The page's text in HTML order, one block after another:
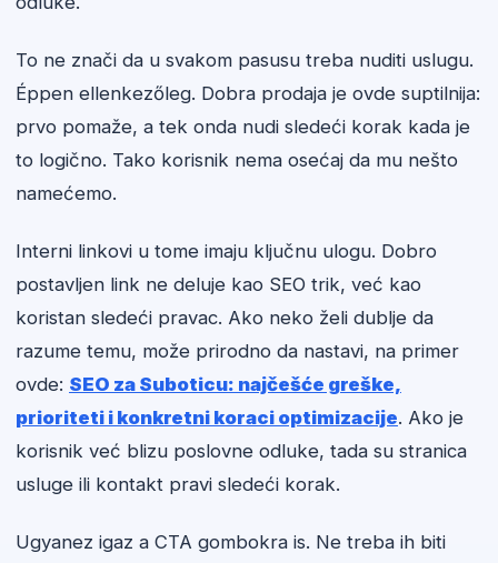
To ne znači da u svakom pasusu treba nuditi uslugu.
Éppen ellenkezőleg. Dobra prodaja je ovde suptilnija:
prvo pomaže, a tek onda nudi sledeći korak kada je
to logično. Tako korisnik nema osećaj da mu nešto
namećemo.
Interni linkovi u tome imaju ključnu ulogu. Dobro
postavljen link ne deluje kao SEO trik, već kao
koristan sledeći pravac. Ako neko želi dublje da
razume temu, može prirodno da nastavi, na primer
ovde: SEO za Suboticu: najčešće greške,
prioriteti i konkretni koraci optimizacije. Ako je
korisnik već blizu poslovne odluke, tada su stranica
usluge ili kontakt pravi sledeći korak.
Ugyanez igaz a CTA gombokra is. Ne treba ih biti